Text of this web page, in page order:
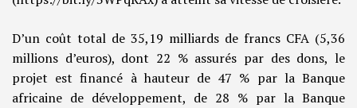
D’un coût total de 35,19 milliards de francs CFA (5,36
millions d’euros), dont 22 % assurés par des dons, le
projet est financé à hauteur de 47 % par la Banque
africaine de développement, de 28 % par la Banque